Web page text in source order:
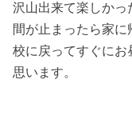
沢山出来て楽しか
間が止まったら家
校に戻ってすぐにお
思います。